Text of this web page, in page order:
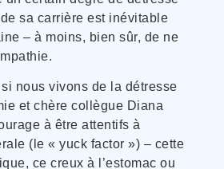
sa carrière est inévitable
– à moins, bien sûr, de ne
nous vivons de la détresse
et chère collègue Diana
à être attentifs à
(le « yuck factor ») – cette
ce creux à l’estomac ou